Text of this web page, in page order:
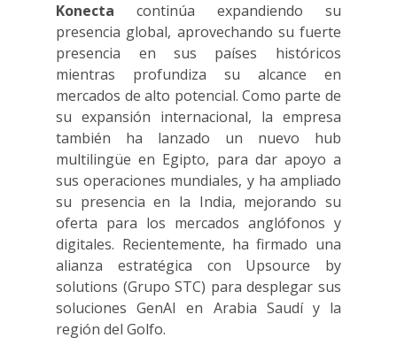
Konecta continúa expandiendo su
presencia global, aprovechando su fuerte
presencia en sus países históricos
mientras profundiza su alcance en
mercados de alto potencial. Como parte de
su expansión internacional, la empresa
también ha lanzado un nuevo hub
multilingüe en Egipto, para dar apoyo a
sus operaciones mundiales, y ha ampliado
su presencia en la India, mejorando su
oferta para los mercados anglófonos y
digitales. Recientemente, ha firmado una
alianza estratégica con Upsource by
solutions (Grupo STC) para desplegar sus
soluciones GenAI en Arabia Saudí y la
región del Golfo.